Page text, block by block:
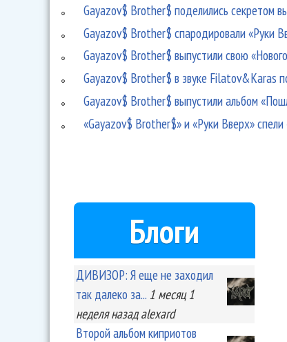
Gayazov$ Brother$ поделились секретом
Gayazov$ Brother$ спародировали «Руки
Gayazov$ Brother$ выпустили свою
Gayazov$ Brother$ в звуке Filatov&Karas
Gayazov$ Brother$ выпустили альбом
«Gayazov$ Brother$» и «Руки Вверх»
Блоги
ДИВИЗОР: Я еще не заходил
так далеко за... 1 месяц 1
неделяназад alexard
Второй альбом киприотов